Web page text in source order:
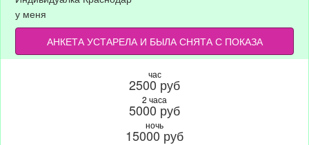
у меня
АНКЕТА УСТАРЕЛА И БЫЛА СНЯТА С ПОКАЗА
час
2500 руб
2 часа
5000 руб
ночь
15000 руб